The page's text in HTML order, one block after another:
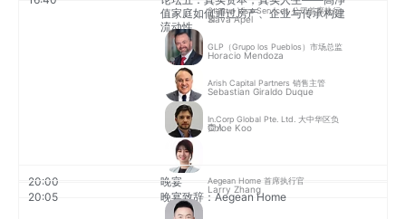
值家庭如何通过房产、企业与传承构建
流动性
Slava Apel
Startup Visa Services 公司首席执行
官
Horacio Mendoza
GLP（Grupo los Pueblos）市场总监
Sebastian Giraldo Duque
Arish Capital Partners 销售主管
Chloe Koo
In.Corp Global Pte. Ltd. 大中华区负
责人
20:00
晚宴
20:05
晚宴致辞：Aegean Home
Larry Zhang
Aegean Home 首席执行官